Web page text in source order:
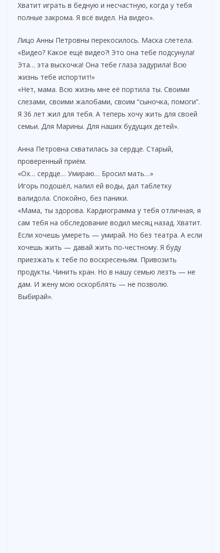
Хватит играть в бедную и несчастную, когда у тебя
полные закрома. Я всё видел. На видео».
Лицо Анны Петровны перекосилось. Маска слетела.
«Видео? Какое ещё видео?! Это она тебе подсунула!
Эта… эта выскочка! Она тебе глаза задурила! Всю
жизнь тебе испортит!»
«Нет, мама. Всю жизнь мне её портила ты. Своими
слезами, своими жалобами, своим “сыночка, помоги”.
Я 36 лет жил для тебя. А теперь хочу жить для своей
семьи. Для Марины. Для наших будущих детей».
Анна Петровна схватилась за сердце. Старый,
проверенный приём.
«Ох… сердце… Умираю… Бросил мать…»
Игорь подошёл, налил ей воды, дал таблетку
валидола. Спокойно, без паники.
«Мама, ты здорова. Кардиограмма у тебя отличная, я
сам тебя на обследование водил месяц назад. Хватит.
Если хочешь умереть — умирай. Но без театра. А если
хочешь жить — давай жить по-честному. Я буду
приезжать к тебе по воскресеньям. Привозить
продукты. Чинить кран. Но в нашу семью лезть — не
дам. И жену мою оскорблять — не позволю.
Выбирай».